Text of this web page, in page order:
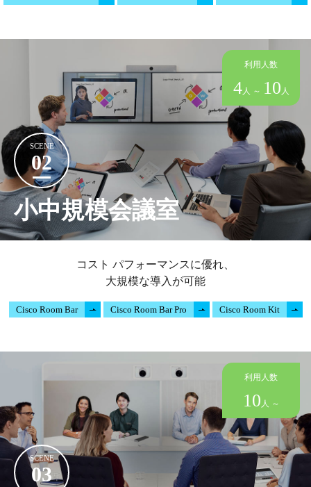
SCENE
02
小中規模会議室
コスト パフォーマンスに優れ、
大規模な導入が可能
Cisco Room Bar Cisco Room Bar Pro Cisco Room Kit
利用人数
4人 ～ 10 人
SCENE
03
利用人数
10 人 ～